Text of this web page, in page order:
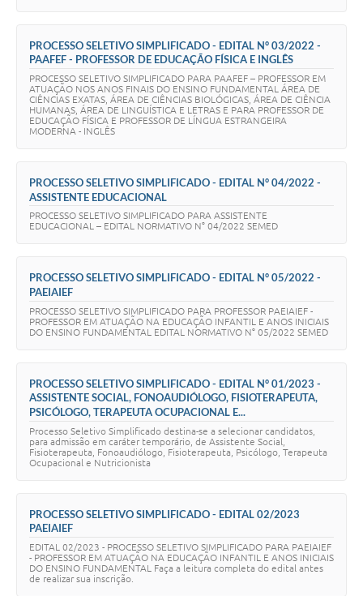
PROCESSO SELETIVO SIMPLIFICADO - EDITAL N° 03/2022 -
PAAFEF - PROFESSOR DE EDUCAÇÃO FÍSICA E INGLÊS
PROCESSO SELETIVO SIMPLIFICADO PARA PAAFEF – PROFESSOR EM
ATUAÇÃO NOS ANOS FINAIS DO ENSINO FUNDAMENTAL ÁREA DE
CIÊNCIAS EXATAS, ÁREA DE CIÊNCIAS BIOLÓGICAS, ÁREA DE CIÊNCIA
HUMANAS, ÁREA DE LINGUÍSTICA E LETRAS E PARA PROFESSOR DE
EDUCAÇÃO FÍSICA E PROFESSOR DE LÍNGUA ESTRANGEIRA
MODERNA - INGLÊS
PROCESSO SELETIVO SIMPLIFICADO - EDITAL N° 04/2022 -
ASSISTENTE EDUCACIONAL
PROCESSO SELETIVO SIMPLIFICADO PARA ASSISTENTE
EDUCACIONAL – EDITAL NORMATIVO N° 04/2022 SEMED
PROCESSO SELETIVO SIMPLIFICADO - EDITAL N° 05/2022 -
PAEIAIEF
PROCESSO SELETIVO SIMPLIFICADO PARA PROFESSOR PAEIAIEF -
PROFESSOR EM ATUAÇÃO NA EDUCAÇÃO INFANTIL E ANOS INICIAIS
DO ENSINO FUNDAMENTAL EDITAL NORMATIVO N° 05/2022 SEMED
PROCESSO SELETIVO SIMPLIFICADO - EDITAL N° 01/2023 -
ASSISTENTE SOCIAL, FONOAUDIÓLOGO, FISIOTERAPEUTA,
PSICÓLOGO, TERAPEUTA OCUPACIONAL E...
Processo Seletivo Simplificado destina-se a selecionar candidatos,
para admissão em caráter temporário, de Assistente Social,
Fisioterapeuta, Fonoaudiólogo, Fisioterapeuta, Psicólogo, Terapeuta
Ocupacional e Nutricionista
PROCESSO SELETIVO SIMPLIFICADO - EDITAL 02/2023
PAEIAIEF
EDITAL 02/2023 - PROCESSO SELETIVO SIMPLIFICADO PARA PAEIAIEF
- PROFESSOR EM ATUAÇÃO NA EDUCAÇÃO INFANTIL E ANOS INICIAIS
DO ENSINO FUNDAMENTAL Faça a leitura completa do edital antes
de realizar sua inscrição.